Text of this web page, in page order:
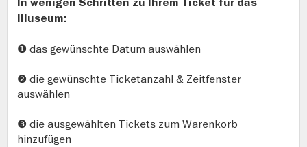
In wenigen Schritten zu Ihrem Ticket für das
Illuseum:
❶ das gewünschte Datum auswählen
❷ die gewünschte Ticketanzahl & Zeitfenster
auswählen
❸ die ausgewählten Tickets zum Warenkorb
hinzufügen